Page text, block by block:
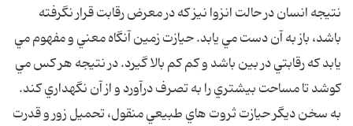
نتيجه انسان در حالت انزوا نيز که در معرض رقابت قرار نگرفته
باشد، باز به آن دست مي يابد. حيازت زمين آنگاه معني و مفهوم مي
يابد که رقابتي در بين باشد و کم کم بالا گيرد. در نتيجه هر کس مي
کوشد تا مساحت بيشتري را به تصرف درآورد و از آن نگهداري کند.
به سخن ديگر حيازت ثروت هاي طبيعي منقول، تحميل زور و قدرت